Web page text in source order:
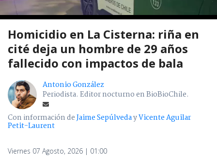
Homicidio en La Cisterna: riña en
cité deja un hombre de 29 años
fallecido con impactos de bala
Antonio González
Periodista. Editor nocturno en BioBioChile.
Con información deJaime SepúlvedayVicente Aguilar
Petit-Laurent
Viernes 07 Agosto, 2026 | 01:00